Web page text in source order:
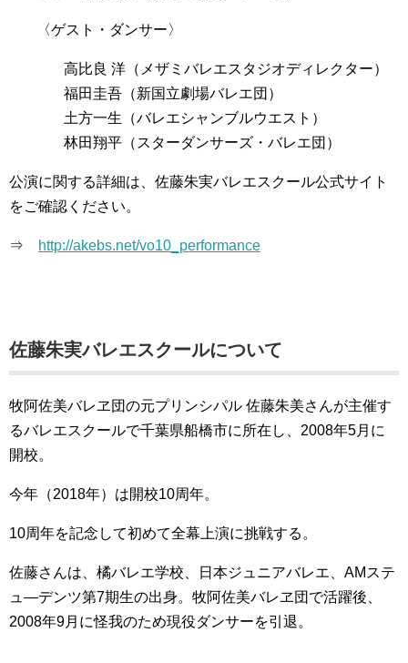
〈ゲスト・ダンサー〉
高比良 洋（メザミバレエスタジオディレクター）
福田圭吾（新国立劇場バレエ団）
土方一生（バレエシャンブルウエスト）
林田翔平（スターダンサーズ・バレエ団）
公演に関する詳細は、佐藤朱実バレエスクール公式サイト
をご確認ください。
⇒ http://akebs.net/vo10_performance
佐藤朱実バレエスクールについて
牧阿佐美バレヱ団の元プリンシパル 佐藤朱美さんが主催す
るバレエスクールで千葉県船橋市に所在し、2008年5月に
開校。
今年（2018年）は開校10周年。
10周年を記念して初めて全幕上演に挑戦する。
佐藤さんは、橘バレエ学校、日本ジュニアバレエ、AMステ
ュ―デンツ第7期生の出身。牧阿佐美バレヱ団で活躍後、
2008年9月に怪我のため現役ダンサーを引退。